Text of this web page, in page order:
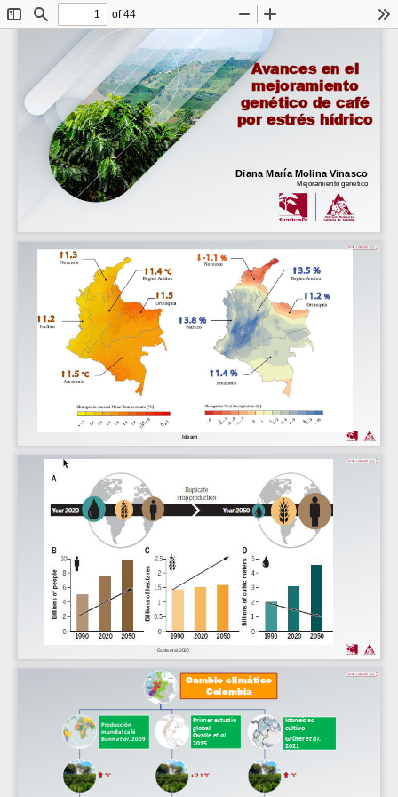
ToggleFind
of 44
Zoom
In
Diana María Molina Vinasco
Mejoramiento genético
Avances en el
mejoramiento
genético de café
por estrés hídrico
Ideam
Gupta et al. 2020
Cambio climático
Colombia
Producción
mundial café
Bunnet al. 2009
°C
Primer estudio
global
Ovalle et al.
2015
+ 2.1 °C
Idoneidad
cultivo
Grüter et al.
2021
°C